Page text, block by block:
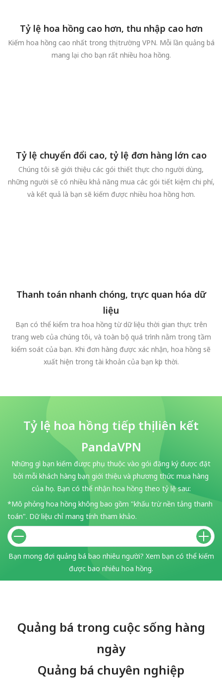
Tỷ lệ hoa hồng cao hơn, thu nhập cao hơn
Kiếm hoa hồng cao nhất trong thị trường VPN. Mỗi lần quảng bá
mang lại cho bạn rất nhiều hoa hồng.
Tỷ lệ chuyển đổi cao, tỷ lệ đơn hàng lớn cao
Chúng tôi sẽ giới thiệu các gói thiết thực cho người dùng,
những người sẽ có nhiều khả năng mua các gói tiết kiệm chi phí,
và kết quả là bạn sẽ kiếm được nhiều hoa hồng hơn.
Thanh toán nhanh chóng, trực quan hóa dữ
liệu
Bạn có thể kiểm tra hoa hồng từ dữ liệu thời gian thực trên
trang web của chúng tôi, và toàn bộ quá trình nằm trong tầm
kiểm soát của bạn. Khi đơn hàng được xác nhận, hoa hồng sẽ
xuất hiện trong tài khoản của bạn kịp thời.
Tỷ lệ hoa hồng tiếp thị liên kết
PandaVPN
Những gì bạn kiếm được phụ thuộc vào gói đăng ký được đặt
bởi mỗi khách hàng bạn giới thiệu và phương thức mua hàng
của họ. Bạn có thể nhận hoa hồng theo tỷ lệ sau:
*Mô phỏng hoa hồng không bao gồm "khấu trừ nền tảng thanh
toán". Dữ liệu chỉ mang tính tham khảo.
Bạn mong đợi quảng bá bao nhiêu người? Xem bạn có thể kiếm
được bao nhiêu hoa hồng.
Quảng bá trong cuộc sống hàng
ngày
Quảng bá chuyên nghiệp